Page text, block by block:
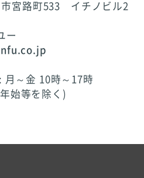
市宮路町533 イチノビル2
ー
月～金 10時～17時
始等を除く)